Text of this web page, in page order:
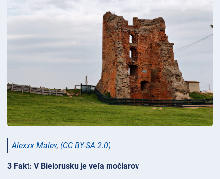
Alexxx Malev, (CC BY-SA 2.0)
3 Fakt: V Bielorusku je veľa močiarov